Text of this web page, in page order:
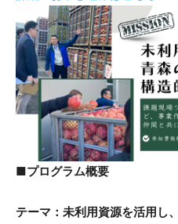
■プログラム概要
テーマ：未利用資源を活用し